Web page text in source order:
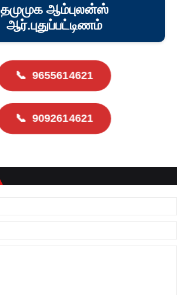
தமுமுக ஆம்புலன்ஸ்
ஆர்.புதுப்பட்டிணம்
📞 9655614621
📞 9092614621